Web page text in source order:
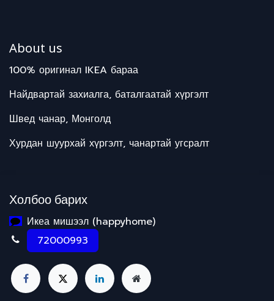
About us
100% оригинал IKEA бараа
Найдвартай захиалга, баталгаатай хүргэлт
Швед чанар, Монголд
Хурдан шуурхай хүргэлт, чанартай угсралт
Холбоо барих
Икеа мишээл (happyhome)
72000993